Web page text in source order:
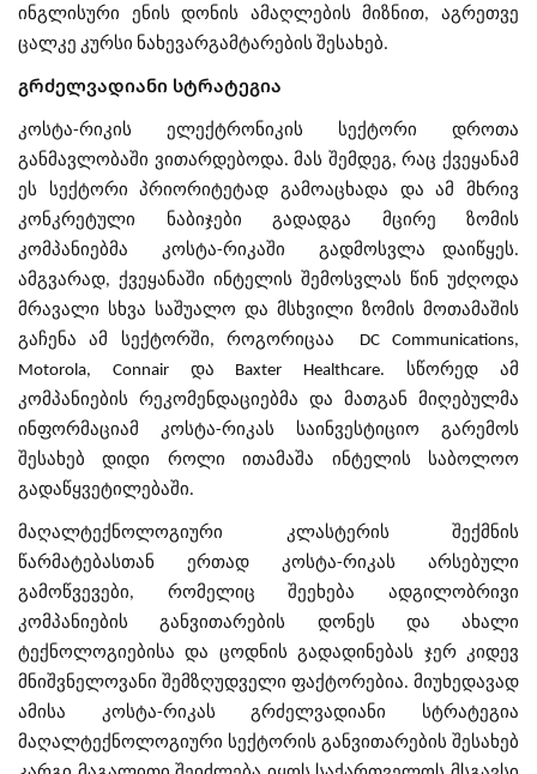
ინგლისური ენის დონის ამაღლების მიზნით, აგრეთვე
ცალკე კურსი ნახევარგამტარების შესახებ.
გრძელვადიანი სტრატეგია
კოსტა-რიკის ელექტრონიკის სექტორი დროთა
განმავლობაში ვითარდებოდა. მას შემდეგ, რაც ქვეყანამ
ეს სექტორი პრიორიტეტად გამოაცხადა და ამ მხრივ
კონკრეტული ნაბიჯები გადადგა მცირე ზომის
კომპანიებმა კოსტა-რიკაში გადმოსვლა დაიწყეს.
ამგვარად, ქვეყანაში ინტელის შემოსვლას წინ უძღოდა
მრავალი სხვა საშუალო და მსხვილი ზომის მოთამაშის
გაჩენა ამ სექტორში, როგორიცაა DC Communications,
Motorola, Connair და Baxter Healthcare. სწორედ ამ
კომპანიების რეკომენდაციებმა და მათგან მიღებულმა
ინფორმაციამ კოსტა-რიკას საინვესტიციო გარემოს
შესახებ დიდი როლი ითამაშა ინტელის საბოლოო
გადაწყვეტილებაში.
მაღალტექნოლოგიური კლასტერის შექმნის
წარმატებასთან ერთად კოსტა-რიკას არსებული
გამოწვევები, რომელიც შეეხება ადგილობრივი
კომპანიების განვითარების დონეს და ახალი
ტექნოლოგიებისა და ცოდნის გადადინებას ჯერ კიდევ
მნიშვნელოვანი შემზღუდველი ფაქტორებია. მიუხედავად
ამისა კოსტა-რიკას გრძელვადიანი სტრატეგია
მაღალტექნოლოგიური სექტორის განვითარების შესახებ